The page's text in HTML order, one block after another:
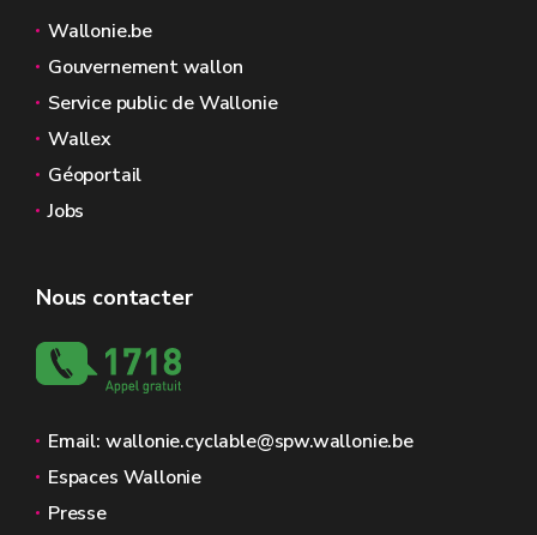
Wallonie.be
Gouvernement wallon
Service public de Wallonie
Wallex
Géoportail
Jobs
Nous contacter
Email: wallonie.cyclable@spw.wallonie.be
Espaces Wallonie
Presse